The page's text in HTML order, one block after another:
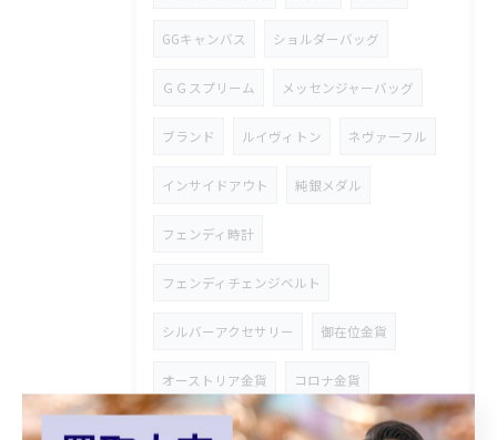
GGキャンバス ショルダーバッグ
ＧＧスプリーム メッセンジャーバッグ
ブランド ルイヴィトン ネヴァーフル
インサイドアウト 純銀メダル
フェンディ時計
フェンディチェンジベルト
シルバーアクセサリー 御在位金貨
オーストリア金貨 コロナ金貨
天皇陛下御即位金貨 シャネルバッグ